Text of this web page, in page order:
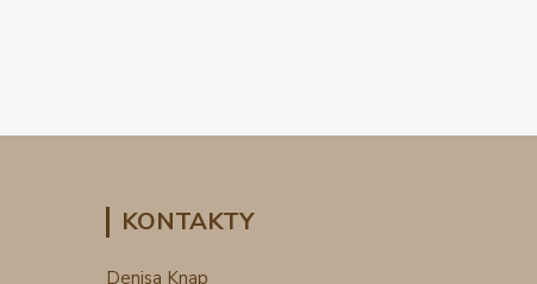
KONTAKTY
Denisa Knap